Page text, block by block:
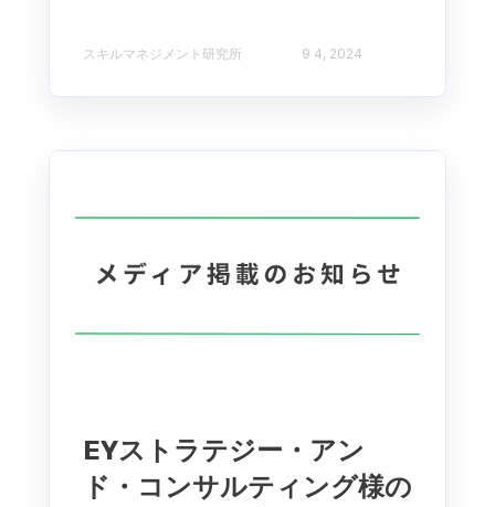
スキルマネジメント研究所 9 4, 2024
EYストラテジー・アン
ド・コンサルティング様の